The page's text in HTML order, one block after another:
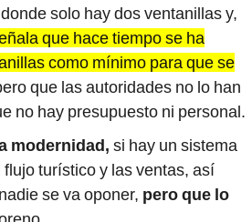
solo hay dos ventanillas y,
que hace tiempo se ha
como mínimo para que se
que las autoridades no lo han
no hay presupuesto ni personal.
modernidad, si hay un sistema
turístico y las ventas, así
se va oponer, pero que lo